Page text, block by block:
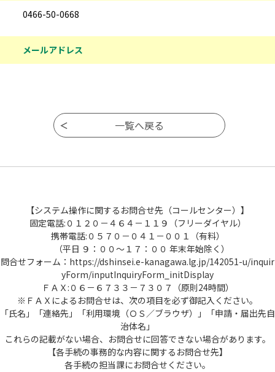
0466-50-0668
メールアドレス
【システム操作に関するお問合せ先（コールセンター）】
固定電話:０１２０－４６４－１１９（フリーダイヤル）
携帯電話:０５７０－０４１－００１（有料）
（平日 ９：００～１７：００ 年末年始除く）
問合せフォーム：https://dshinsei.e-kanagawa.lg.jp/142051-u/inquir
yForm/inputInquiryForm_initDisplay
ＦＡＸ:０６－６７３３－７３０７（原則24時間）
※ＦＡＸによるお問合せは、次の項目を必ず御記入ください。
「氏名」「連絡先」「利用環境（ＯＳ／ブラウザ）」「申請・届出先自
治体名」
これらの記載がない場合、お問合せに回答できない場合があります。
【各手続の事務的な内容に関するお問合せ先】
各手続の担当課にお問合せください。